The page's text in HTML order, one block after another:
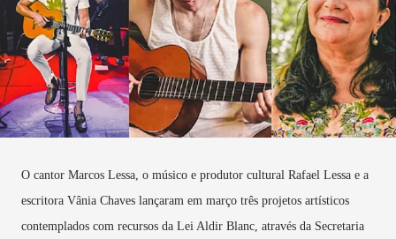
O cantor Marcos Lessa, o músico e produtor cultural Rafael Lessa e a
escritora Vânia Chaves lançaram em março três projetos artísticos
contemplados com recursos da Lei Aldir Blanc, através da Secretaria